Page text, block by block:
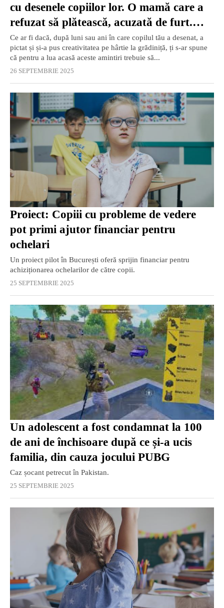
cu desenele copiilor lor. O mamă care a
refuzat să plătească, acuzată de furt.
Premier: „Șantaj emoțional!”
Ce ar fi dacă, după luni sau ani în care copilul tău a desenat, a
pictat și și-a pus creativitatea pe hârtie la grădiniță, ți s-ar spune
că pentru a lua acasă aceste amintiri trebuie să...
26 SEPTEMBRIE 2025
Proiect: Copiii cu probleme de vedere
pot primi ajutor financiar pentru
ochelari
Un proiect pilot în București oferă sprijin financiar pentru
achiziționarea ochelarilor de către copii.
25 SEPTEMBRIE 2025
Un adolescent a fost condamnat la 100
de ani de închisoare după ce și-a ucis
familia, din cauza jocului PUBG
Caz șocant petrecut în Pakistan.
25 SEPTEMBRIE 2025